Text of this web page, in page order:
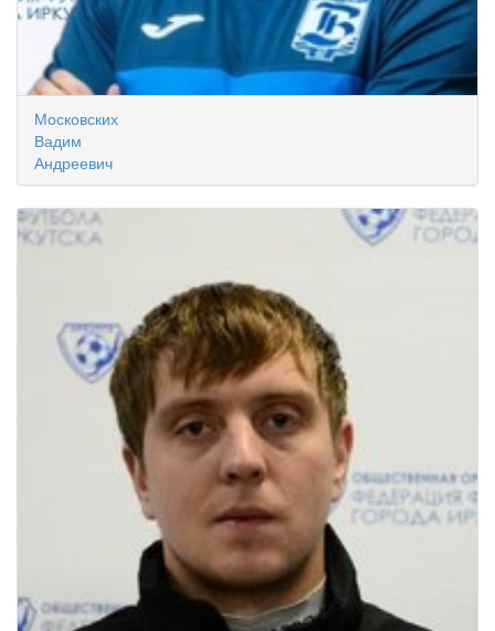
Московских
Вадим
Андреевич